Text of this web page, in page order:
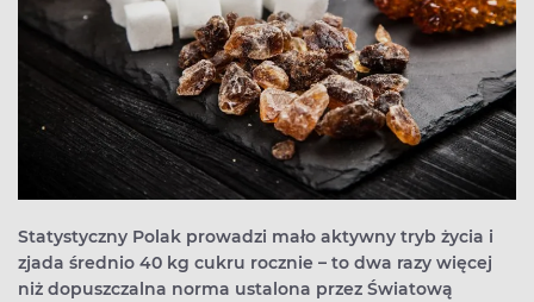
Statystyczny Polak prowadzi mało aktywny tryb życia i
zjada średnio 40 kg cukru rocznie – to dwa razy więcej
niż dopuszczalna norma ustalona przez Światową